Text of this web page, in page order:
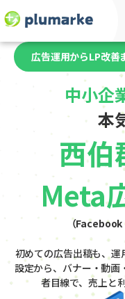
広告運用からLP改善
中小企
本
西伯
Meta
（
初めての広告出稿も、運
設定から、バナー・動画
者目線で、売上と